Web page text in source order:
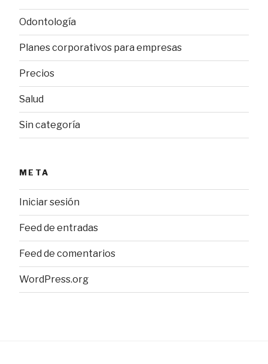
Odontología
Planes corporativos para empresas
Precios
Salud
Sin categoría
META
Iniciar sesión
Feed de entradas
Feed de comentarios
WordPress.org